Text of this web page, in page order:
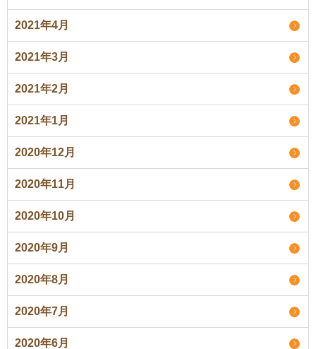
2021年4月
2021年3月
2021年2月
2021年1月
2020年12月
2020年11月
2020年10月
2020年9月
2020年8月
2020年7月
2020年6月